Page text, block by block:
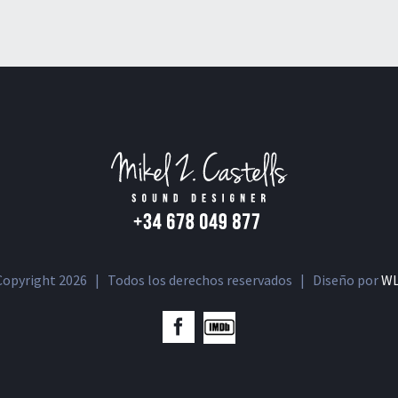
2026 | Todos los derechos reservados | Diseño por
Facebook
IMDb